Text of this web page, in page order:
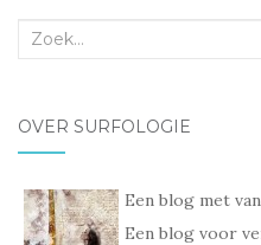
Zoek
OVER SURFOLOGIE
Een blog met
Een blog voor